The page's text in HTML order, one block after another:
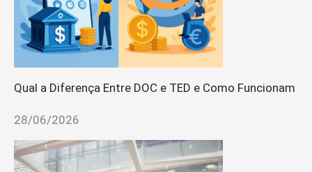
Qual a Diferença Entre DOC e TED e Como Funcionam
28/06/2026